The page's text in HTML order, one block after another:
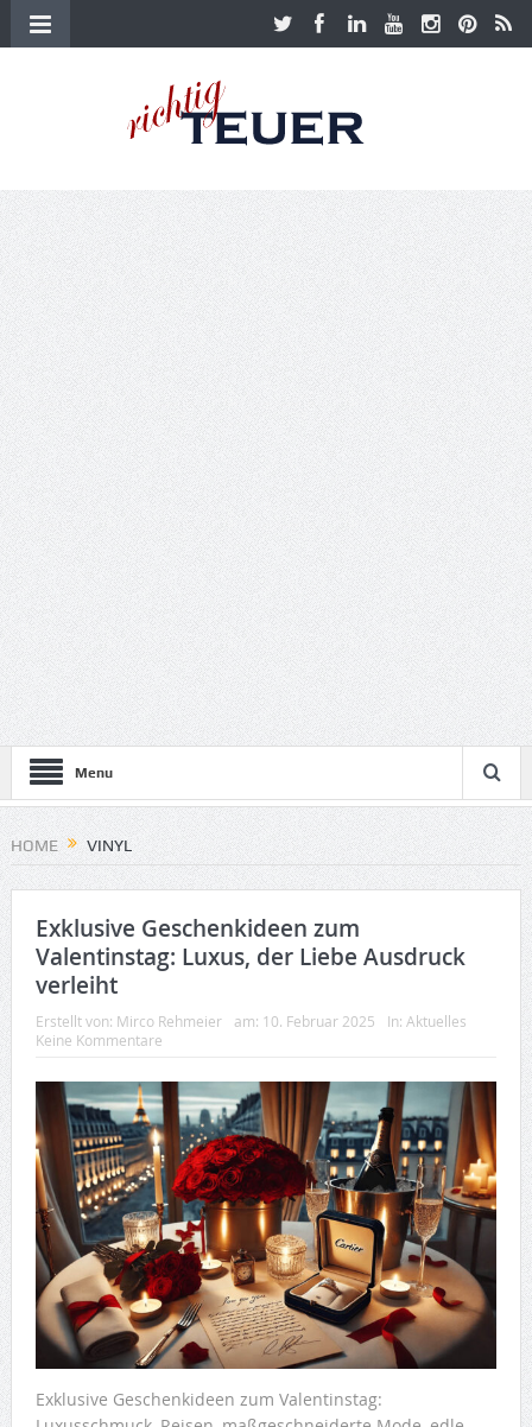
Menu
HOME VINYL
Exklusive Geschenkideen zum
Valentinstag: Luxus, der Liebe Ausdruck
verleiht
Erstellt von: Mirco Rehmeier am: 10. Februar 2025 In: Aktuelles
Keine Kommentare
Exklusive Geschenkideen zum Valentinstag: